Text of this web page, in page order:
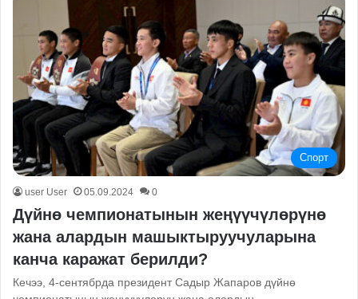
Спорт
user User 05.09.2024 0
Дүйнө чемпионатынын жеңүүчүлөрүнө
жана алардын машыктыруучуларына
канча каражат берилди?
Кечээ, 4-сентябрда президент Садыр Жапаров дүйнө